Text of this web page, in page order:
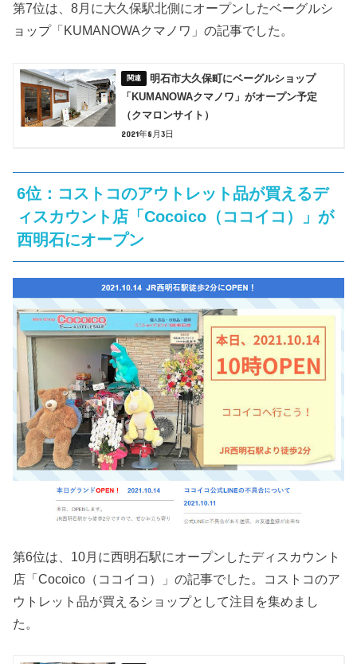
第7位は、8月に大久保駅北側にオープンしたベーグルシ
ョップ「KUMANOWAクマノワ」の記事でした。
明石市大久保町にベーグルショップ
「KUMANOWAクマノワ」がオープン予定
（クマロンサイト）
2021年8月3日
6位：コストコのアウトレット品が買えるデ
ィスカウント店「Cocoico（ココイコ）」が
西明石にオープン
第6位は、10月に西明石駅にオープンしたディスカウント
店「Cocoico（ココイコ）」の記事でした。コストコのア
ウトレット品が買えるショップとして注目を集めまし
た。